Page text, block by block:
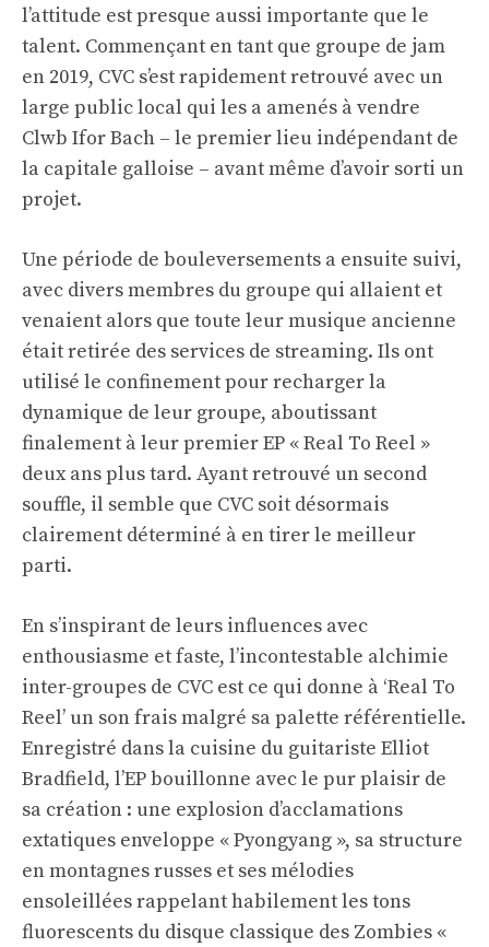
l’attitude est presque aussi importante que le
talent. Commençant en tant que groupe de jam
en 2019, CVC s’est rapidement retrouvé avec un
large public local qui les a amenés à vendre
Clwb Ifor Bach – le premier lieu indépendant de
la capitale galloise – avant même d’avoir sorti un
projet.
Une période de bouleversements a ensuite suivi,
avec divers membres du groupe qui allaient et
venaient alors que toute leur musique ancienne
était retirée des services de streaming. Ils ont
utilisé le confinement pour recharger la
dynamique de leur groupe, aboutissant
finalement à leur premier EP « Real To Reel »
deux ans plus tard. Ayant retrouvé un second
souffle, il semble que CVC soit désormais
clairement déterminé à en tirer le meilleur
parti.
En s’inspirant de leurs influences avec
enthousiasme et faste, l’incontestable alchimie
inter-groupes de CVC est ce qui donne à ‘Real To
Reel’ un son frais malgré sa palette référentielle.
Enregistré dans la cuisine du guitariste Elliot
Bradfield, l’EP bouillonne avec le pur plaisir de
sa création : une explosion d’acclamations
extatiques enveloppe « Pyongyang », sa structure
en montagnes russes et ses mélodies
ensoleillées rappelant habilement les tons
fluorescents du disque classique des Zombies «